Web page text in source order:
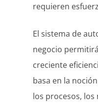
requieren
El sistema de
negocio
creciente
basa en la
los procesos, los